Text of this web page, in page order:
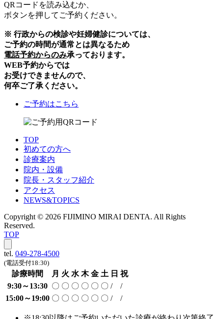
QRコードを読み込むか、
ボタンを押してご予約ください。
※ 行政からの検診や妊婦健診については、
ご予約の時間が通常とは異なるため
電話予約からのみ承っております。
WEB予約からでは
お受けできませんので、
何卒ご了承ください。
ご予約はこちら
TOP
初めての方へ
診療案内
院内・設備
院長・スタッフ紹介
アクセス
NEWS&TOPICS
Copyright © 2026 FIJIMINO MIRAI DENTA. All Rights
Reserved.
TOP
tel. 049-278-4500
(電話受付18:30)
診療時間 月 火 水 木 金 土 日 祝
9:30～13:30 〇 〇 〇 〇 〇 〇 /
/
15:00～19:00 〇 〇 〇 〇 〇 〇 / /